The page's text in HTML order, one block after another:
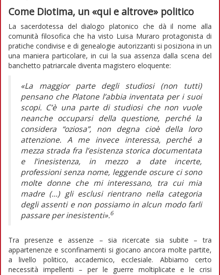
Come Diotima, un «qui e altrove» politico
La sacerdotessa del dialogo platonico che dà il nome alla
comunità filosofica che ha visto Luisa Muraro protagonista di
pratiche condivise e di genealogie autorizzanti si posiziona in un
una maniera particolare, in cui la sua assenza dalla scena del
banchetto patriarcale diventa magistero eloquente:
«La maggior parte degli studiosi (non tutti)
pensano che Platone l’abbia inventata per i suoi
scopi. C’è una parte di studiosi che non vuole
neanche occuparsi della questione, perché la
considera “oziosa”, non degna cioè della loro
attenzione. A me invece interessa, perché a
mezza strada fra l’esistenza storica documentata
e l’inesistenza, in mezzo a date incerte,
professioni senza nome, leggende oscure ci sono
molte donne che mi interessano, tra cui mia
madre (…) gli esclusi rientrano nella categoria
degli assenti e non possiamo in alcun modo farli
passare per inesistenti».6
Tra presenze e assenze – sia ricercate sia subite – tra
appartenenze e sconfinamenti si giocano ancora molte partite,
a livello politico, accademico, ecclesiale. Abbiamo certo
necessità impellenti – per le guerre moltiplicate e le crisi